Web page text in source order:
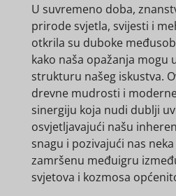
U suvremeno doba,
prirode svjetla, svijesti i
otkrila su duboke
kako naša opažanja mogu
strukturu našeg iskustva.
drevne mudrosti i
sinergiju koja nudi dublji
osvjetljavajući našu
snagu i pozivajući nas
zamršenu međuigru
svjetova i kozmosa